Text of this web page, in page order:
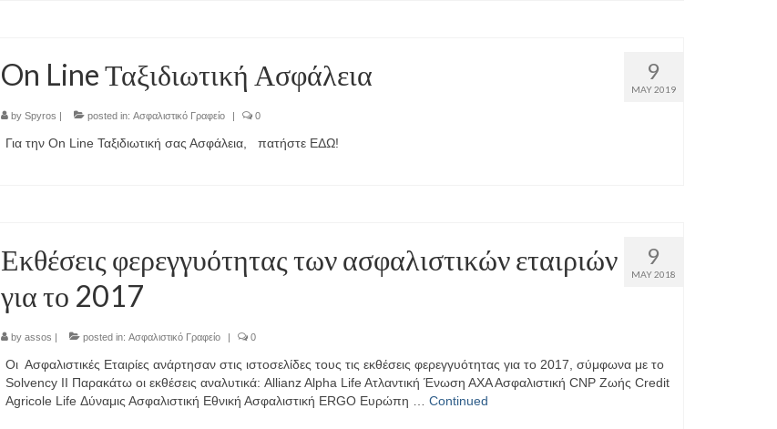
9
MAY 2019
On Line Ταξιδιωτική Ασφάλεια
bySpyros | posted in:Ασφαλιστικό Γραφείο | 0
Για την On Line Ταξιδιωτική σας Ασφάλεια, πατήστε ΕΔΩ!
9
MAY 2018
Εκθέσεις φερεγγυότητας των ασφαλιστικών εταιριών
για το 2017
byassos | posted in:Ασφαλιστικό Γραφείο | 0
Οι Ασφαλιστικές Εταιρίες ανάρτησαν στις ιστοσελίδες τους τις εκθέσεις φερεγγυότητας για το 2017, σύμφωνα με το
Solvency II Παρακάτω οι εκθέσεις αναλυτικά: Allianz Alpha Life Aτλαντική Ένωση ΑΧΑ Ασφαλιστική CNP Ζωής Credit
Agricole Life Δύναμις Ασφαλιστική Εθνική Ασφαλιστική ERGO Ευρώπη …Continued